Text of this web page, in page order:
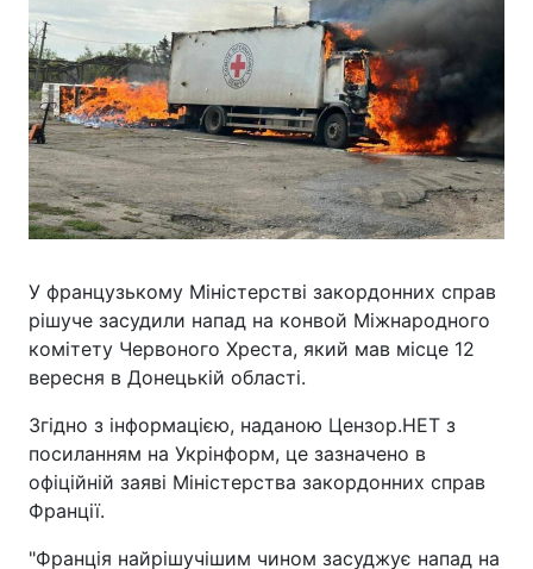
У французькому Міністерстві закордонних справ
рішуче засудили напад на конвой Міжнародного
комітету Червоного Хреста, який мав місце 12
вересня в Донецькій області.
Згідно з інформацією, наданою Цензор.НЕТ з
посиланням на Укрінформ, це зазначено в
офіційній заяві Міністерства закордонних справ
Франції.
"Франція найрішучішим чином засуджує напад на